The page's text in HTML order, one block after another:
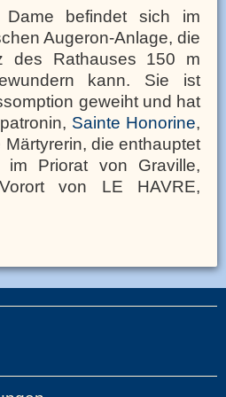
befindet sich im
Augeron-Anlage, die
des Rathauses 150 m
kann. Sie ist
geweiht und hat
Sainte Honorine,
die enthauptet
im Priorat von Graville,
von LE HAVRE,